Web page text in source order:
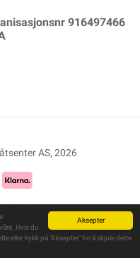
Aksepter
Hvis du
eller trykk på "Aksepter" for å skjule dette
916497466
AS, 2026
Telaris